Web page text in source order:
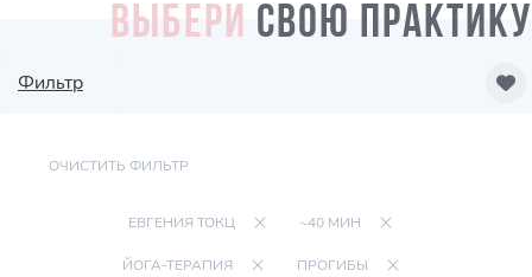
ВЫБЕРИ СВОЮ ПРАКТИКУ
Фильтр
ОЧИСТИТЬ ФИЛЬТР
ЕВГЕНИЯ ТОКЦ ~40 МИН
ЙОГА-ТЕРАПИЯ ПРОГИБЫ